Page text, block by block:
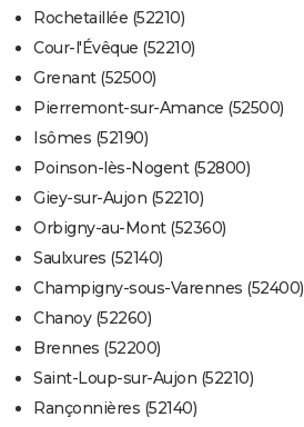
Rochetaillée (52210)
Cour-l'Évêque (52210)
Grenant (52500)
Pierremont-sur-Amance (52500)
Isômes (52190)
Poinson-lès-Nogent (52800)
Giey-sur-Aujon (52210)
Orbigny-au-Mont (52360)
Saulxures (52140)
Champigny-sous-Varennes (52400)
Chanoy (52260)
Brennes (52200)
Saint-Loup-sur-Aujon (52210)
Rançonnières (52140)